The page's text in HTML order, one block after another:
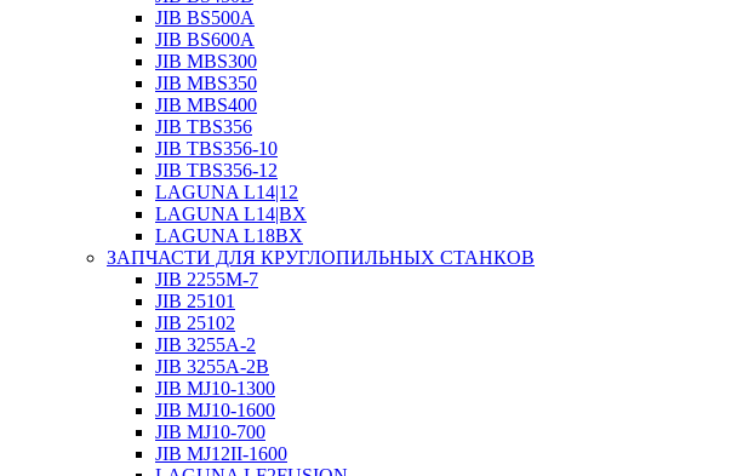
JIB BS500A
JIB BS600A
JIB MBS300
JIB MBS350
JIB MBS400
JIB TBS356
JIB TBS356-10
JIB TBS356-12
LAGUNA L14|12
LAGUNA L14|BX
LAGUNA L18BX
ЗАПЧАСТИ ДЛЯ КРУГЛОПИЛЬНЫХ СТАНКОВ
JIB 2255M-7
JIB 25101
JIB 25102
JIB 3255A-2
JIB 3255A-2B
JIB MJ10-1300
JIB MJ10-1600
JIB MJ10-700
JIB MJ12II-1600